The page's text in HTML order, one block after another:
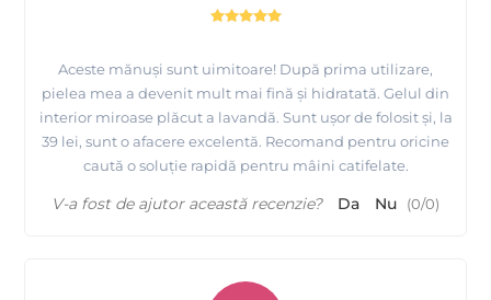
Aceste mănuși sunt uimitoare! După prima utilizare,
pielea mea a devenit mult mai fină și hidratată. Gelul din
interior miroase plăcut a lavandă. Sunt ușor de folosit și, la
39 lei, sunt o afacere excelentă. Recomand pentru oricine
caută o soluție rapidă pentru mâini catifelate.
V-a fost de ajutor această recenzie? Da Nu (0/0)